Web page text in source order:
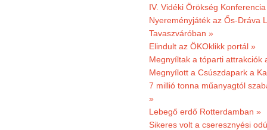
IV. Vidéki Örökség
Nyereményjáték az Ős-Dráva
Tavaszváróban »
Elindult az ÖKOklikk portál »
Megnyíltak a tóparti attrakciók
Megnyílott a Csúszdapark a
7 millió tonna műanyagtól
»
Lebegő erdő Rotterdamban »
Sikeres volt a cseresznyési